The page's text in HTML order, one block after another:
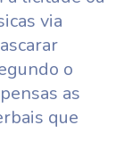
via
o
as
que